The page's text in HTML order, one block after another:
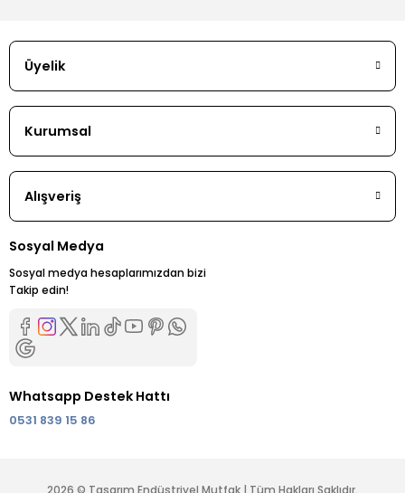
Üyelik
Kurumsal
Alışveriş
Sosyal Medya
Sosyal medya hesaplarımızdan bizi
Takip edin!
Whatsapp Destek Hattı
0531 839 15 86